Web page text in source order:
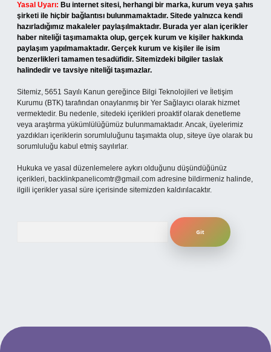
Yasal Uyarı: Bu internet sitesi, herhangi bir marka, kurum veya şahıs
şirketi ile hiçbir bağlantısı bulunmamaktadır. Sitede yalnızca kendi
hazırladığımız makaleler paylaşılmaktadır. Burada yer alan içerikler
haber niteliği taşımamakta olup, gerçek kurum ve kişiler hakkında
paylaşım yapılmamaktadır. Gerçek kurum ve kişiler ile isim
benzerlikleri tamamen tesadüfidir. Sitemizdeki bilgiler taslak
halindedir ve tavsiye niteliği taşımazlar.
Sitemiz, 5651 Sayılı Kanun gereğince Bilgi Teknolojileri ve İletişim
Kurumu (BTK) tarafından onaylanmış bir Yer Sağlayıcı olarak hizmet
vermektedir. Bu nedenle, sitedeki içerikleri proaktif olarak denetleme
veya araştırma yükümlülüğümüz bulunmamaktadır. Ancak, üyelerimiz
yazdıkları içeriklerin sorumluluğunu taşımakta olup, siteye üye olarak bu
sorumluluğu kabul etmiş sayılırlar.
Hukuka ve yasal düzenlemelere aykırı olduğunu düşündüğünüz
içerikleri, backlinkpanelicomtr@gmail.com adresine bildirmeniz halinde,
ilgili içerikler yasal süre içerisinde sitemizden kaldırılacaktır.
bahis sitesi